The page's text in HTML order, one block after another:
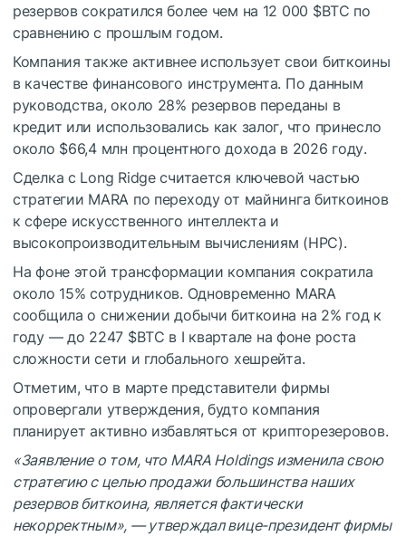
резервов сократился более чем на 12 000 $BTC по
сравнению с прошлым годом.
Компания также активнее использует свои биткоины
в качестве финансового инструмента. По данным
руководства, около 28% резервов переданы в
кредит или использовались как залог, что принесло
около $66,4 млн процентного дохода в 2026 году.
Сделка с Long Ridge считается ключевой частью
стратегии MARA по переходу от майнинга биткоинов
к сфере искусственного интеллекта и
высокопроизводительным вычислениям (HPC).
На фоне этой трансформации компания сократила
около 15% сотрудников. Одновременно MARA
сообщила о снижении добычи биткоина на 2% год к
году — до 2247 $BTC в I квартале на фоне роста
сложности сети и глобального хешрейта.
Отметим, что в марте представители фирмы
опровергали утверждения, будто компания
планирует активно избавляться от крипторезеровов.
«Заявление о том, что MARA Holdings изменила свою
стратегию с целью продажи большинства наших
резервов биткоина, является фактически
некорректным», — утверждал вице-президент фирмы